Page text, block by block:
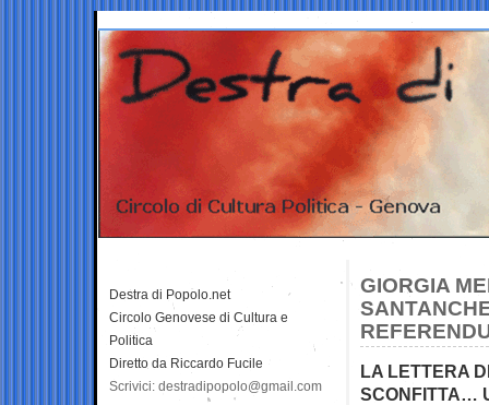
GIORGIA
LA LETTERA
SCONFITTA…
Destra di Popolo.net
Circolo Genovese di Cultura e
Politica
Diretto da Riccardo Fucile
Scrivici: destradipopolo@gmail.com